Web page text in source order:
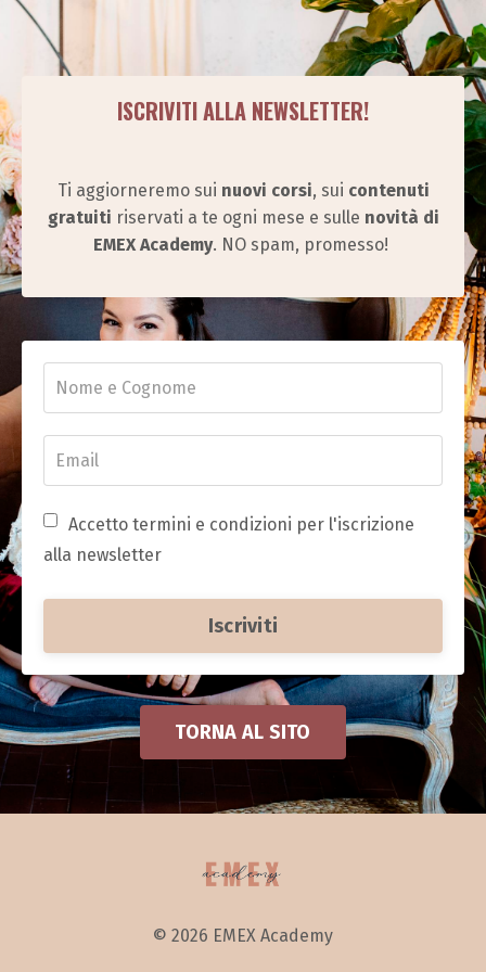
ISCRIVITI ALLA NEWSLETTER!
Ti aggiorneremo sui nuovi corsi, sui contenuti
gratuiti riservati a te ogni mese e sulle novità di
EMEX Academy. NO spam, promesso!
Accetto termini e condizioni per l'iscrizione
alla newsletter
Iscriviti
TORNA AL SITO
© 2026 EMEX Academy